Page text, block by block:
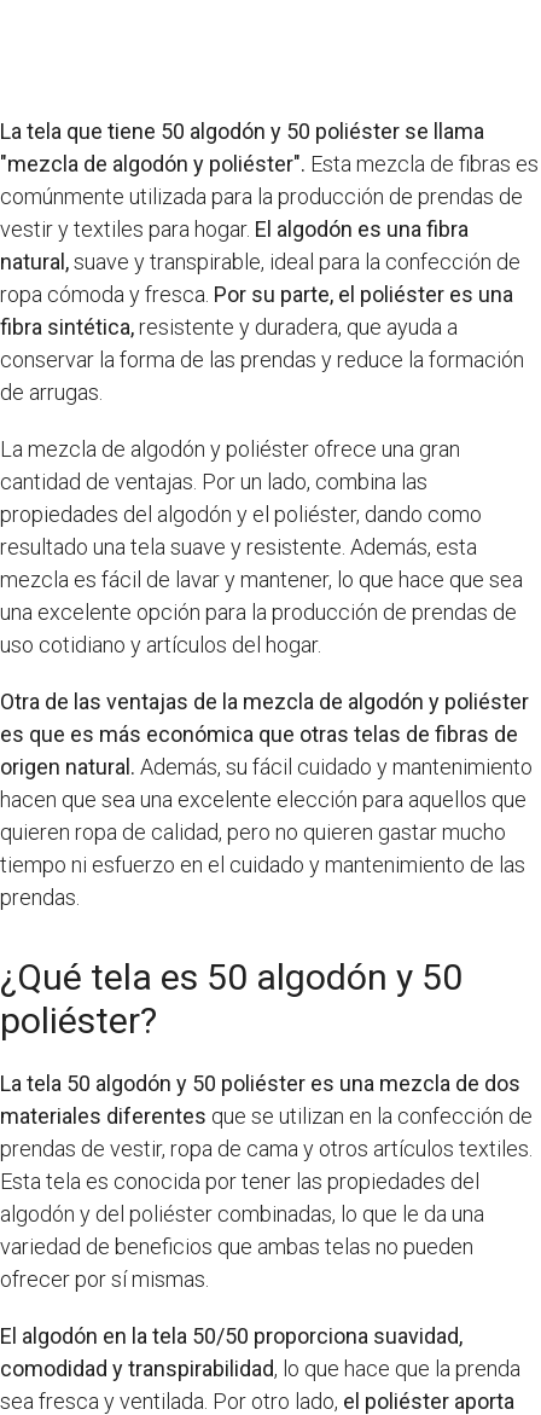
La tela que tiene 50 algodón y 50 poliéster se llama
"mezcla de algodón y poliéster". Esta mezcla de fibras es
comúnmente utilizada para la producción de prendas de
vestir y textiles para hogar. El algodón es una fibra
natural,suave y transpirable, ideal para la confección de
ropa cómoda y fresca. Por su parte, el poliéster es una
fibra sintética,resistente y duradera, que ayuda a
conservar la forma de las prendas y reduce la formación
de arrugas.
La mezcla de algodón y poliéster ofrece una gran
cantidad de ventajas. Por un lado, combina las
propiedades del algodón y el poliéster, dando como
resultado una tela suave y resistente. Además, esta
mezcla es fácil de lavar y mantener, lo que hace que sea
una excelente opción para la producción de prendas de
uso cotidiano y artículos del hogar.
Otra de las ventajas de la mezcla de algodón y poliéster
es que es más económica que otras telas de fibras de
origen natural. Además, su fácil cuidado y mantenimiento
hacen que sea una excelente elección para aquellos que
quieren ropa de calidad, pero no quieren gastar mucho
tiempo ni esfuerzo en el cuidado y mantenimiento de las
prendas.
¿Qué tela es 50 algodón y 50
poliéster?
La tela 50 algodón y 50 poliéster es una mezcla de dos
materiales diferentes que se utilizan en la confección de
prendas de vestir, ropa de cama y otros artículos textiles.
Esta tela es conocida por tener las propiedades del
algodón y del poliéster combinadas, lo que le da una
variedad de beneficios que ambas telas no pueden
ofrecer por sí mismas.
El algodón en la tela 50/50 proporciona suavidad,
comodidad y transpirabilidad, lo que hace que la prenda
sea fresca y ventilada. Por otro lado, el poliéster aporta